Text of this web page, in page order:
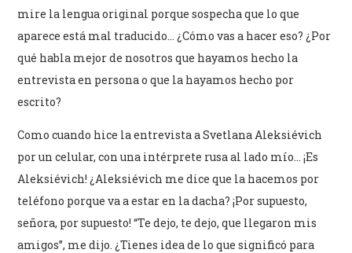
mire la lengua original porque sospecha que lo que
aparece está mal traducido… ¿Cómo vas a hacer eso? ¿Por
qué habla mejor de nosotros que hayamos hecho la
entrevista en persona o que la hayamos hecho por
escrito?
Como cuando hice la entrevista a Svetlana Aleksiévich
por un celular, con una intérprete rusa al lado mío… ¡Es
Aleksiévich! ¿Aleksiévich me dice que la hacemos por
teléfono porque va a estar en la dacha? ¡Por supuesto,
señora, por supuesto! “Te dejo, te dejo, que llegaron mis
amigos”, me dijo. ¿Tienes idea de lo que significó para